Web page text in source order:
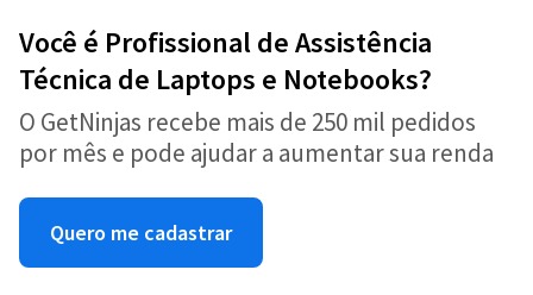
Você é Profissional de Assistência
Técnica de Laptops e Notebooks?
O GetNinjas recebe mais de 250 mil pedidos
por mês e pode ajudar a aumentar sua renda
Quero me cadastrar